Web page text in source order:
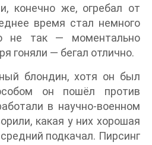
конечно же, огребал от
время стал немного
не так — моментально
гоняли — бегал отлично.
блондин, хотя он был
он пошёл против
в научно-военном
какая у них хорошая
подкачал. Пирсинг